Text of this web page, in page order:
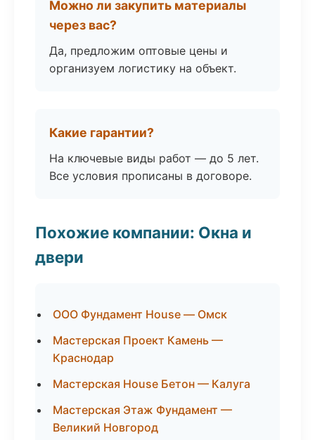
Можно ли закупить материалы
через вас?
Да, предложим оптовые цены и
организуем логистику на объект.
Какие гарантии?
На ключевые виды работ — до 5 лет.
Все условия прописаны в договоре.
Похожие компании: Окна и
двери
ООО Фундамент House — Омск
Мастерская Проект Камень —
Краснодар
Мастерская House Бетон — Калуга
Мастерская Этаж Фундамент —
Великий Новгород